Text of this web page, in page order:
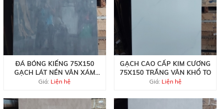
ĐÁ BÓNG KIẾNG 75X150
GẠCH LÁT NỀN VÂN XÁM
ĐẸP RẺ
Giá: Liện hệ
GẠCH CAO CẤP KIM CƯƠNG
75X150 TRẮNG VÂN KHỔ TO
Giá: Liện hệ